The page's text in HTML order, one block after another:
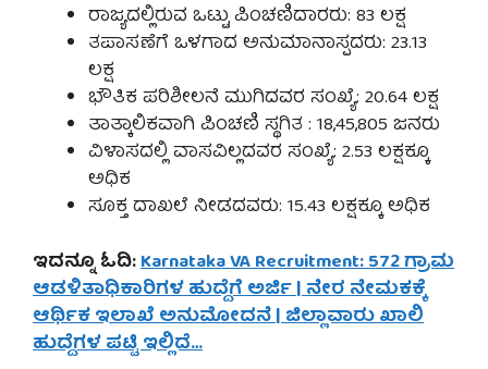
ರಾಜ್ಯದಲ್ಲಿರುವ ಒಟ್ಟು ಪಿಂಚಣಿದಾರರು: 83 ಲಕ್ಷ
ತಪಾಸಣೆಗೆ ಒಳಗಾದ ಅನುಮಾನಾಸ್ಪದರು: 23.13
ಲಕ್ಷ
ಭೌತಿಕ ಪರಿಶೀಲನೆ ಮುಗಿದವರ ಸಂಖ್ಯೆ: 20.64 ಲಕ್ಷ
ತಾತ್ಕಾಲಿಕವಾಗಿ ಪಿಂಚಣಿ ಸ್ಥಗಿತ : 18,45,805 ಜನರು
ವಿಳಾಸದಲ್ಲಿ ವಾಸವಿಲ್ಲದವರ ಸಂಖ್ಯೆ: 2.53 ಲಕ್ಷಕ್ಕೂ
ಅಧಿಕ
ಸೂಕ್ತ ದಾಖಲೆ ನೀಡದವರು: 15.43 ಲಕ್ಷಕ್ಕೂ ಅಧಿಕ
ಇದನ್ನೂ ಓದಿ:Karnataka VA Recruitment: 572 ಗ್ರಾಮ
ಆಡಳಿತಾಧಿಕಾರಿಗಳ ಹುದ್ದೆಗೆ ಅರ್ಜಿ | ನೇರ ನೇಮಕಕ್ಕೆ
ಆರ್ಥಿಕ ಇಲಾಖೆ ಅನುಮೋದನೆ | ಜಿಲ್ಲಾವಾರು ಖಾಲಿ
ಹುದ್ದೆಗಳ ಪಟ್ಟಿ ಇಲ್ಲಿದೆ…